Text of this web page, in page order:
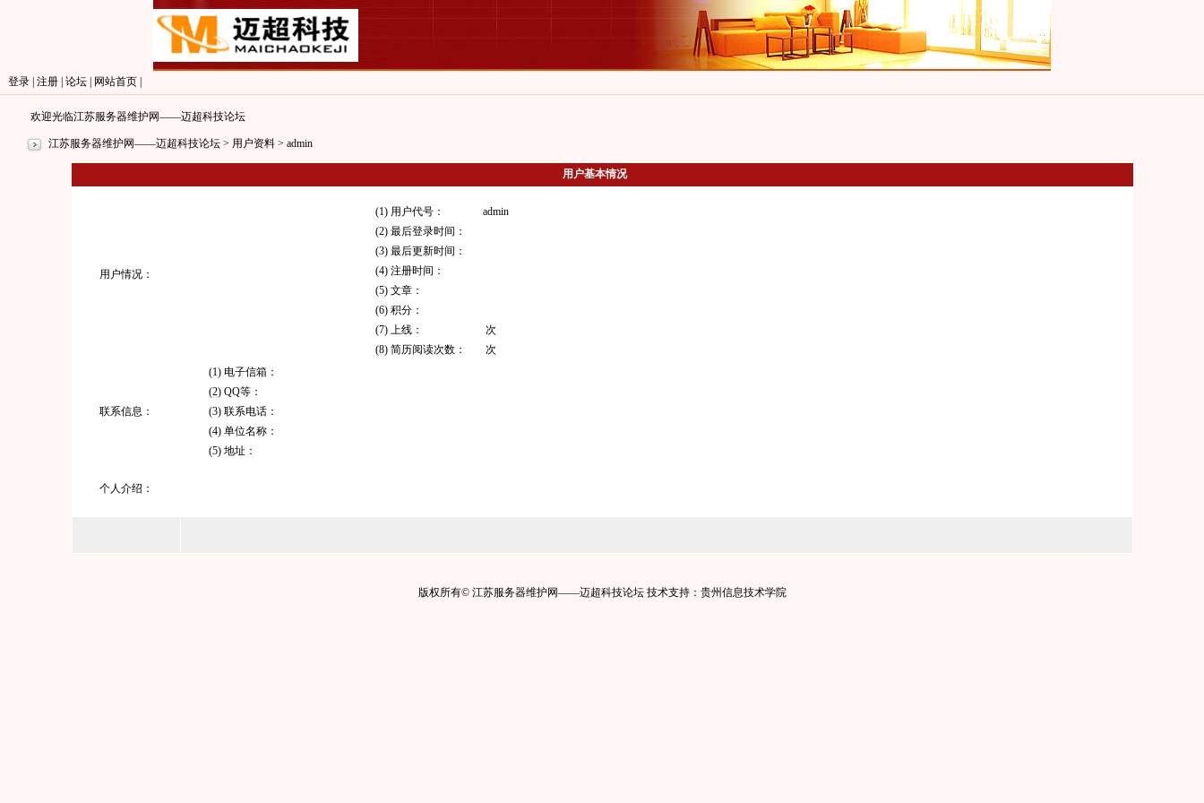
登录 注册 论坛 网站首页
欢迎光临江苏服务器维护网——迈超科技论坛
江苏服务器维护网——迈超科技论坛> 用户资料 > admin
用户基本情况
用户情况：
(1) 用户代号：
admin
(2) 最后登录时间：
(3) 最后更新时间：
(4) 注册时间：
(5) 文章：
(6) 积分：
(7) 上线：
次
(8) 简历阅读次数：
次
联系信息：
(1) 电子信箱：
(2) QQ等：
(3) 联系电话：
(4) 单位名称：
(5) 地址：
个人介绍：
版权所有© 江苏服务器维护网——迈超科技论坛 技术支持：贵州信息技术学院